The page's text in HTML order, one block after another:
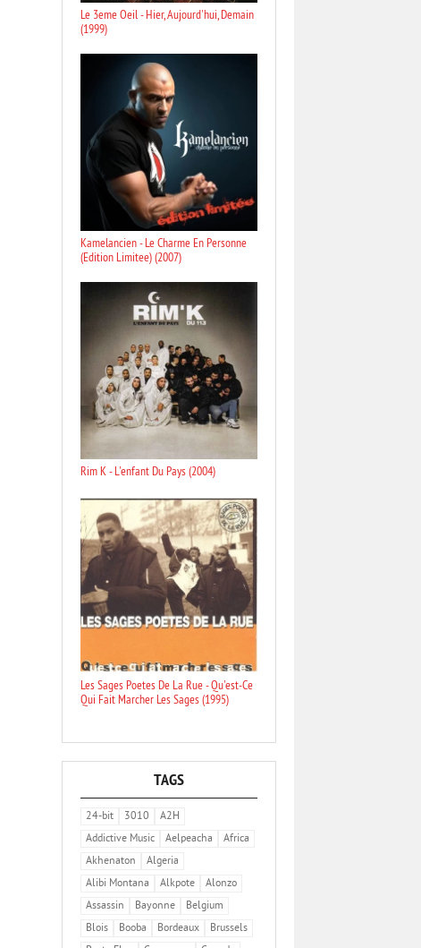
Le 3eme Oeil - Hier, Aujourd'hui, Demain
(1999)
Kamelancien - Le Charme En Personne
(Edition Limitee) (2007)
Rim K - L'enfant Du Pays (2004)
Les Sages Poetes De La Rue - Qu'est-Ce
Qui Fait Marcher Les Sages (1995)
TAGS
24-bit 3010
A2H
Addictive Music
Aelpeacha
Africa
Akhenaton
Algeria
Alibi Montana
Alkpote
Alonzo
Assassin
Bayonne
Belgium
Blois
Booba Bordeaux
Brussels